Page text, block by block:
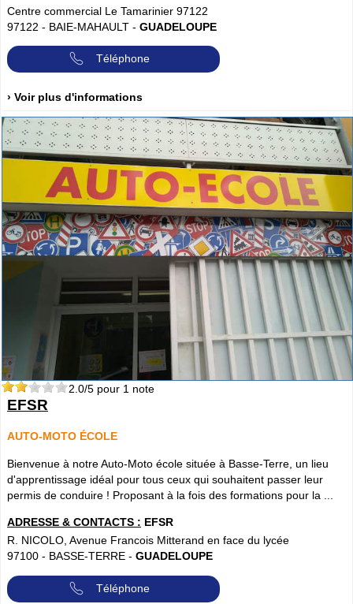
Centre commercial Le Tamarinier 97122
97122 - BAIE-MAHAULT - GUADELOUPE
Téléphone
› Voir plus d'informations
2.0/5 pour 1 note
EFSR
AUTO-MOTO ÉCOLE
Bienvenue à notre Auto-Moto école située à Basse-Terre, un lieu
d'apprentissage idéal pour tous ceux qui souhaitent passer leur
permis de conduire ! Proposant à la fois des formations pour la ...
ADRESSE & CONTACTS : EFSR
R. NICOLO, Avenue Francois Mitterand en face du lycée
97100 - BASSE-TERRE - GUADELOUPE
Téléphone